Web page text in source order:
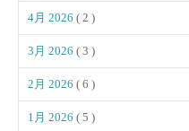
4月 2026 ( 2 )
3月 2026 ( 3 )
2月 2026 ( 6 )
1月 2026 ( 5 )